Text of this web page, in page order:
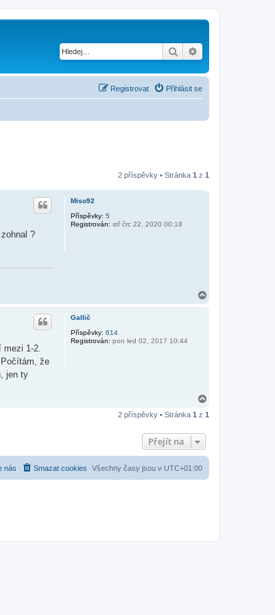
Hledat
Přihlásit se
Registrovat
2 příspěvky • Stránka 1 z 1
Miso92
Příspěvky: 5
Registrován: stř črc 22, 2020 00:18
?
Gallič
Příspěvky: 614
Registrován: pon led 02, 2017 10:44
mezi 1-2.
že
jen ty
h
2 příspěvky • Stránka 1 z 1
Přejít na
Všechny časy jsou v UTC+01:00
Smazat cookies
nás